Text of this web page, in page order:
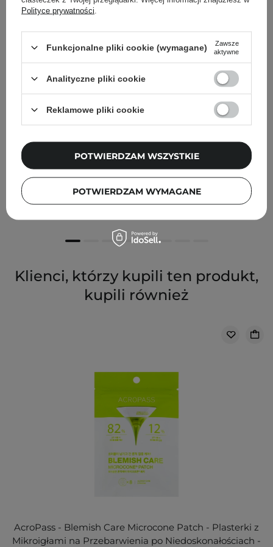
Frudia - Citrus Brightening Toner - Rozjaśniający Tonik
do Twarzy - 195ml
71,00 zł
63,90 zł
Klienci, którzy kupili ten produkt,
kupili również
AcroPass - Blemish Care Microcone Patch - Plasterki z
Mikroigłami na Przebarwienia po Niedoskonałościach -
Polityce prywatności
Funkcjonalne pliki cookie (wymagane)
Zawsze
aktywne
Analityczne pliki cookie
Reklamowe pliki cookie
POTWIERDZAM WYMAGANE
POTWIERDZAM WSZYSTKIE